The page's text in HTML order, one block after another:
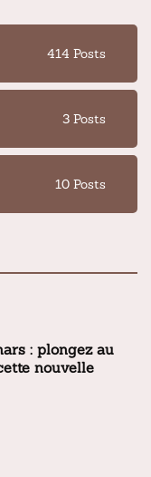
414 Posts
3 Posts
10 Posts
: plongez au
nouvelle